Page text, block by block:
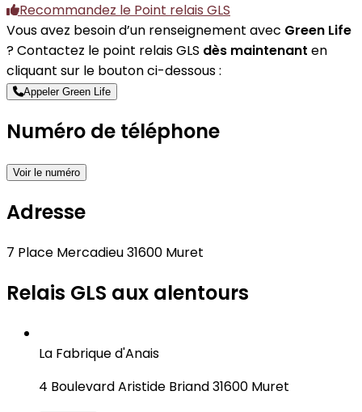
Recommandez le Point relais GLS
Vous avez besoin d’un renseignement avec Green Life
? Contactez le point relais GLS dès maintenant en
cliquant sur le bouton ci-dessous :
Appeler Green Life
Numéro de téléphone
Voir le numéro
Adresse
7 Place Mercadieu 31600 Muret
Relais GLS aux alentours
La Fabrique d'Anais
4 Boulevard Aristide Briand 31600 Muret